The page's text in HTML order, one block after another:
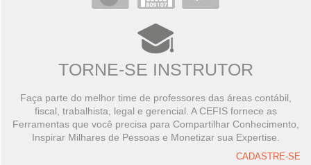
TORNE-SE INSTRUTOR
Faça parte do melhor time de professores das áreas contábil,
fiscal, trabalhista, legal e gerencial. A CEFIS fornece as
Ferramentas que você precisa para Compartilhar Conhecimento,
Inspirar Milhares de Pessoas e Monetizar sua Expertise.
CADASTRE-SE